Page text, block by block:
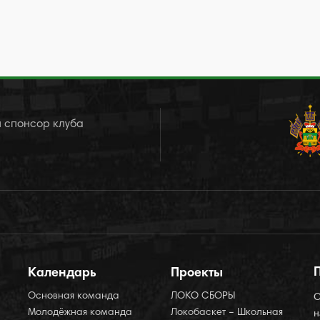
спонсор клуба
Календарь
Основная команда
Молодёжная команда
Проекты
ЛОКО СБОРЫ
Локобаскет – Школьная